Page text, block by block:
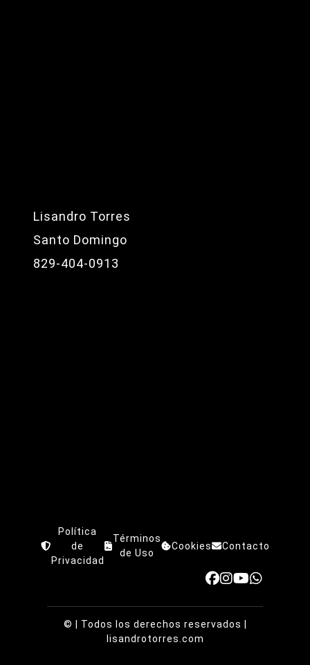
Lisandro Torres
Santo Domingo
829-404-0913
Política
de
Privacidad
Términos
de Uso
Cookies Contacto
©
| Todos los derechos reservados |
lisandrotorres.com